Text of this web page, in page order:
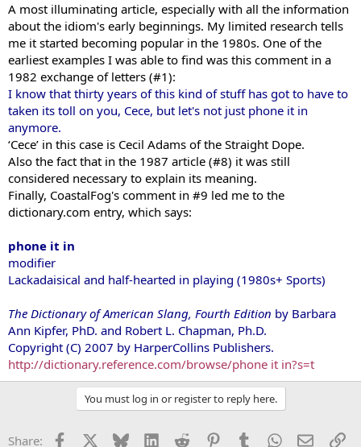
A most illuminating article, especially with all the information
about the idiom's early beginnings. My limited research tells
me it started becoming popular in the 1980s. One of the
earliest examples I was able to find was this comment in a
1982 exchange of letters (#1):
I know that thirty years of this kind of stuff has got to have to
taken its toll on you, Cece, but let's not just phone it in
anymore.
‘Cece’ in this case is Cecil Adams of the Straight Dope.
Also the fact that in the 1987 article (#8) it was still
considered necessary to explain its meaning.
Finally, CoastalFog's comment in #9 led me to the
dictionary.com entry, which says:
phone it in
modifier
Lackadaisical and half-hearted in playing (1980s+ Sports)
The Dictionary of American Slang, Fourth Edition by Barbara
Ann Kipfer, PhD. and Robert L. Chapman, Ph.D.
Copyright (C) 2007 by HarperCollins Publishers.
http://dictionary.reference.com/browse/phone it in?s=t
You must log in or register to reply here.
Share: Facebook Bluesky LinkedInReddit PinterestTumblrWhatsApp
Email